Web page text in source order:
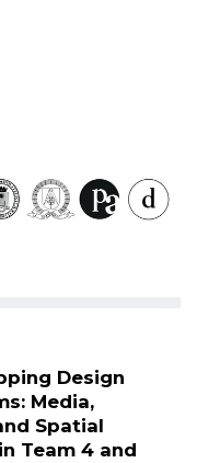
Design
Media,
Spatial
Team 4 and